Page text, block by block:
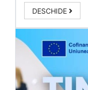
DESCHIDE